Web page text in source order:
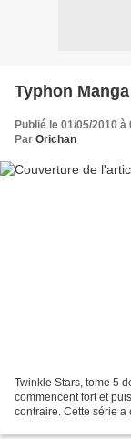
Typhon
Publié le 01/05/2010 à
Par Orichan
Twinkle Stars, tome 5
commencent fort et
contraire. Cette série a